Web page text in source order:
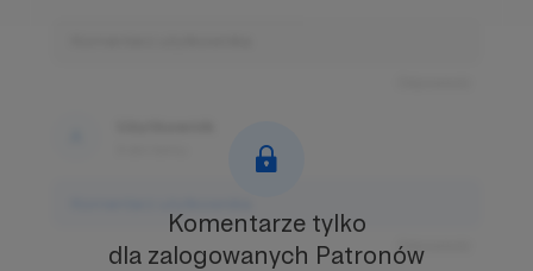
Odpowiedz
Komentarze tylko
dla zalogowanych Patronów